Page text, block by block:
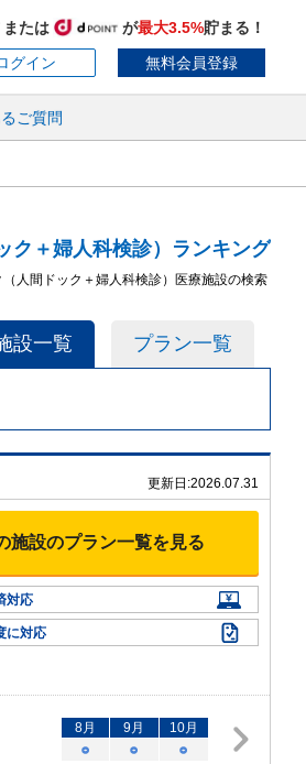
または が最大3.5%貯まる！
グイン
無料会員登録
ご質問
ク＋婦人科検診）ランキング
人間ドック＋婦人科検診）医療施設の検索
設一覧 プラン一覧
更新日:2026.07.31
施設のプラン一覧を見る
対応
に対応
8月 9月 10月
○
○ ○